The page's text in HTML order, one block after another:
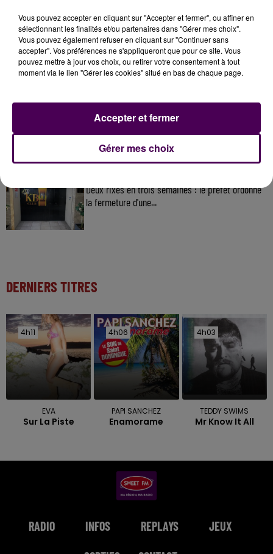
À LA UNE
31 juillet 2026
Gagnez vos entrées à Terra Botanica !
11 juillet 2026
Inscrivez-vous au casting The Voice & The Voice
Deux rixes en trois semaines : le préfet ordonne
la fermeture d'une...
DERNIERS TITRES
4h11
4h11
EVA
Sur La Piste
4h06
4h06
PAPI SANCHEZ
Enamorame
4h03
4h03
TEDDY SWIMS
Mr Know It All
RADIO INFOS REPLAYS JEUX
Vous pouvez accepter en cliquant sur "Accepter et fermer", ou affiner en
sélectionnant les finalités et/ou partenaires dans "Gérer mes choix".
Vous pouvez également refuser en cliquant sur "Continuer sans
accepter". Vos préférences ne s'appliqueront que pour ce site. Vous
pouvez mettre à jour vos choix, ou retirer votre consentement à tout
moment via le lien "Gérer les cookies" situé en bas de chaque page.
Gérer mes choix
Accepter et fermer